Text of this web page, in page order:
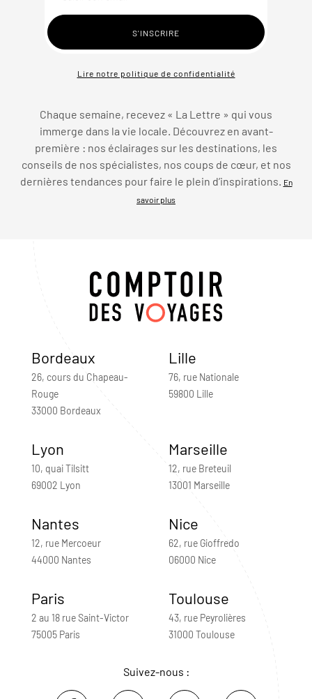
Lire notre politique de confidentialité
Chaque semaine, recevez « La Lettre » qui vous
immerge dans la vie locale. Découvrez en avant-
première : nos éclairages sur les destinations, les
conseils de nos spécialistes, nos coups de cœur, et nos
dernières tendances pour faire le plein d’inspirations.
En
savoir plus
Bordeaux
26, cours du Chapeau-
Rouge
33000 Bordeaux
Lille
76, rue Nationale
59800 Lille
Lyon
10, quai Tilsitt
69002 Lyon
Marseille
12, rue Breteuil
13001 Marseille
Nantes
12, rue Mercoeur
44000 Nantes
Nice
62, rue Gioffredo
06000 Nice
Paris
2 au 18 rue Saint-Victor
75005 Paris
Toulouse
43, rue Peyrolières
31000 Toulouse
Suivez-nous :